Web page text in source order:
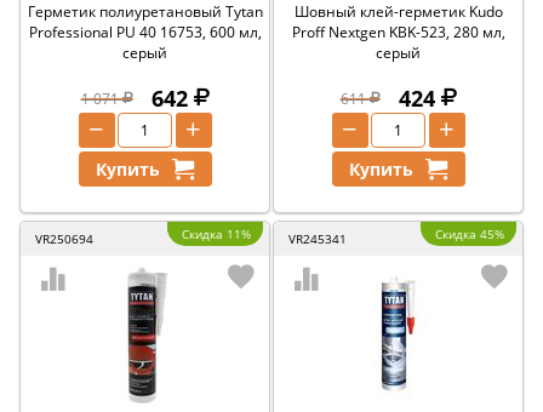
Герметик полиуретановый Tytan
Professional PU 40 16753, 600 мл,
серый
1 071 642
+
−
Купить
Шовный клей-герметик Kudo
Proff Nextgen KBK-523, 280 мл,
серый
611 424
+
−
Купить
VR250694 Скидка 11% VR245341 Скидка 45%